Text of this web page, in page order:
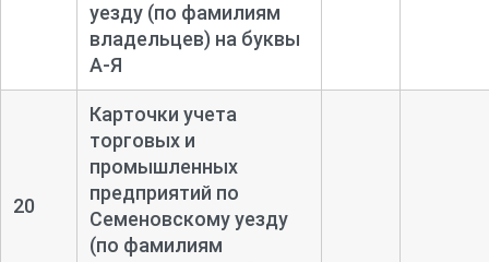
уезду (по фамилиям
владельцев) на буквы
А-Я
20
Карточки учета
торговых и
промышленных
предприятий по
Семеновскому уезду
(по фамилиям